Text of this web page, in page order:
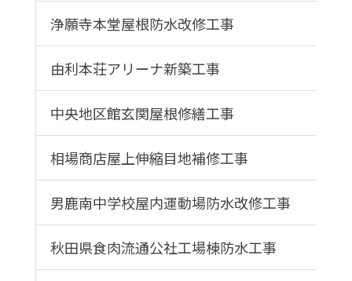
浄願寺本堂屋根防水改修工事
由利本荘アリーナ新築工事
中央地区館玄関屋根修繕工事
相場商店屋上伸縮目地補修工事
男鹿南中学校屋内運動場防水改修工事
秋田県食肉流通公社工場棟防水工事